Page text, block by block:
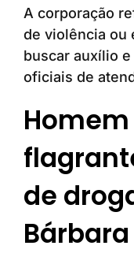
A corporação
de violência ou
buscar auxílio
oficiais de
de
Bárbara